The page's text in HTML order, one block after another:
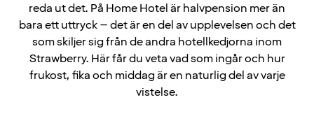
reda ut det. På Home Hotel är halvpension mer än
bara ett uttryck – det är en del av upplevelsen och det
som skiljer sig från de andra hotellkedjorna inom
Strawberry. Här får du veta vad som ingår och hur
frukost, fika och middag är en naturlig del av varje
vistelse.